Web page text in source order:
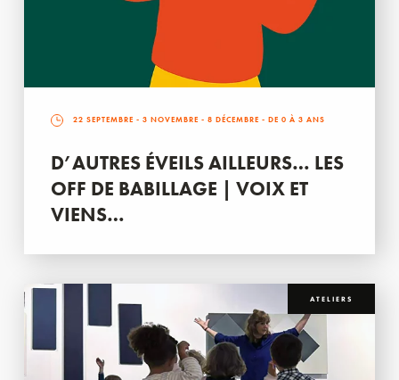
22 SEPTEMBRE - 3 NOVEMBRE - 8 DÉCEMBRE - DE 0 À 3 ANS
D’AUTRES ÉVEILS AILLEURS… LES
OFF DE BABILLAGE | VOIX ET
VIENS…
ATELIERS